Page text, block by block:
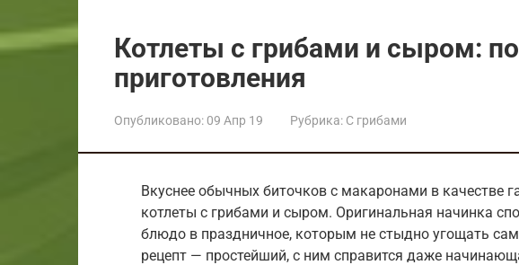
Котлеты с грибами и сыром:
приготовления
Опубликовано: 09 Апр 19 Рубрика: С грибами
Вкуснее обычных биточков с макаронами в качестве
котлеты с грибами и сыром. Оригинальная начинка
блюдо в праздничное, которым не стыдно угощать
рецепт — простейший, с ним справится даже